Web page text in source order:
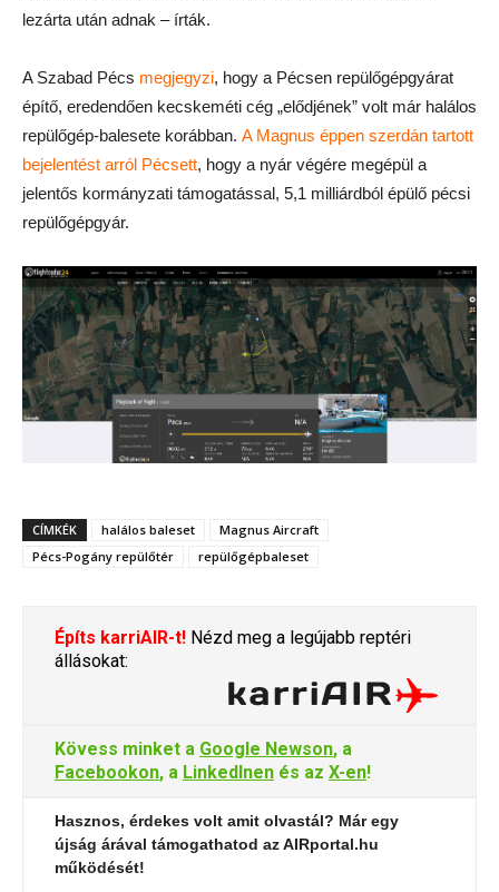
lezárta után adnak – írták.
A Szabad Pécs megjegyzi, hogy a Pécsen repülőgépgyárat
építő, eredendően kecskeméti cég „elődjének” volt már halálos
repülőgép-balesete korábban. A Magnus éppen szerdán tartott
bejelentést arról Pécsett, hogy a nyár végére megépül a
jelentős kormányzati támogatással, 5,1 milliárdból épülő pécsi
repülőgépgyár.
CÍMKÉK halálos baleset
Magnus Aircraft
Pécs-Pogány repülőtér
repülőgépbaleset
Építs karriAIR-t! Nézd meg a legújabb reptéri
állásokat:
Kövess minket a Google Newson, a
Facebookon, a LinkedInen és az X-en!
Hasznos, érdekes volt amit olvastál? Már egy
újság árával támogathatod az AIRportal.hu
működését!